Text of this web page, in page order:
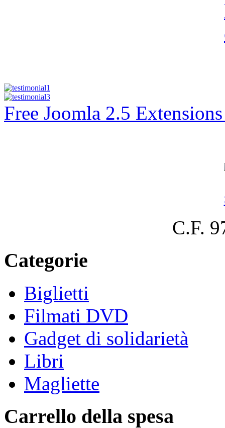
Free Joomla 2.5
C.F.
Categorie
Biglietti
Filmati DVD
Gadget di solidarietà
Libri
Magliette
Carrello della spesa